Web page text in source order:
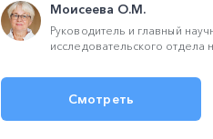
Моисеева О.М.
Руководитель и главный
исследовательского отдела
Смотреть